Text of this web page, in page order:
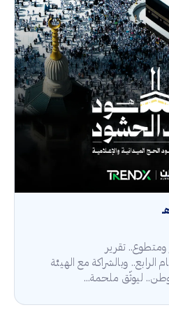
تقرير
للعام الرابع.. وبالشراكة مع الهيئة
ليوثّق ملحمة...